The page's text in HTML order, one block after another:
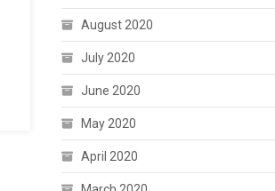
August 2020
July 2020
June 2020
May 2020
April 2020